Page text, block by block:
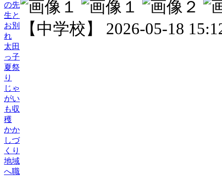
の先
生と
お別
れ
太田
っ子
夏祭
り
じゃ
がい
も収
穫
かか
しづ
くり
地域
へ職
【中学校】 2026-05-18